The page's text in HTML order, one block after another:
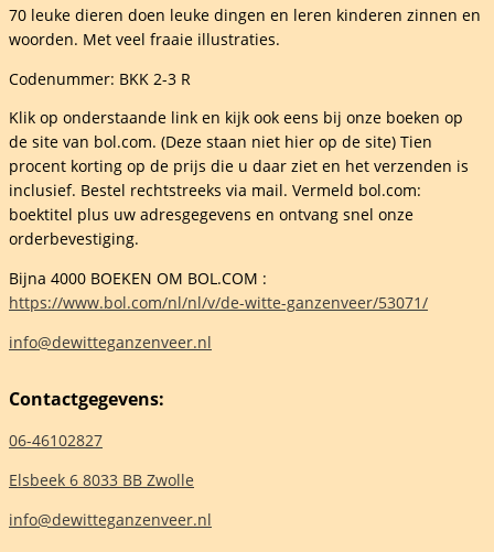
70 leuke dieren doen leuke dingen en leren kinderen zinnen en
woorden. Met veel fraaie illustraties.
Codenummer: BKK 2-3 R
Klik op onderstaande link en kijk ook eens bij onze boeken op
de site van bol.com. (Deze staan niet hier op de site) Tien
procent korting op de prijs die u daar ziet en het verzenden is
inclusief. Bestel rechtstreeks via mail. Vermeld bol.com:
boektitel plus uw adresgegevens en ontvang snel onze
orderbevestiging.
Bijna 4000 BOEKEN OM BOL.COM :
https://www.bol.com/nl/nl/v/de-witte-ganzenveer/53071/
info@dewitteganzenveer.nl
Contactgegevens:
06-46102827
Elsbeek 6 8033 BB Zwolle
info@dewitteganzenveer.nl